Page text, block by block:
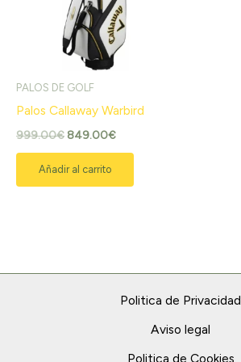
PALOS DE GOLF
Palos Callaway Warbird
999.00€ 849.00€
Añadir al carrito
Politica de Privacidad
Aviso legal
Politica de Cookies